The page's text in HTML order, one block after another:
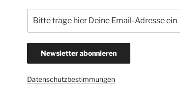
Datenschutzbestimmungen